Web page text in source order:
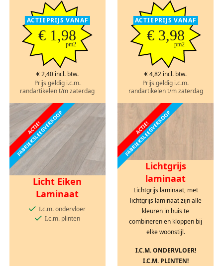
ACTIEPRIJS VANAF
€ 1,98
pm2
€ 2,40 incl. btw.
Prijs geldig i.c.m.
randartikelen t/m zaterdag
ACTIEPRIJS VANAF
€ 3,98
pm2
€ 4,82 incl. btw.
Prijs geldig i.c.m.
randartikelen t/m zaterdag
ACTIE!
FABRIEKSLEEGVERKOOP
Licht Eiken
Laminaat
I.c.m. ondervloer
I.c.m. plinten
ACTIE!
FABRIEKSLEEGVERKOOP
Lichtgrijs
laminaat
Lichtgrijs laminaat, met
lichtgrijs laminaat zijn alle
kleuren in huis te
combineren en kloppen bij
elke woonstijl.
I.C.M. ONDERVLOER!
I.C.M. PLINTEN!